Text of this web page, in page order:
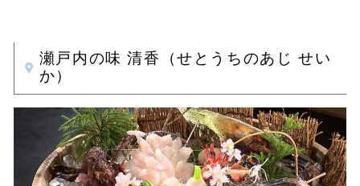
瀬戸内の味 清香（せとうちのあじ せい
か）